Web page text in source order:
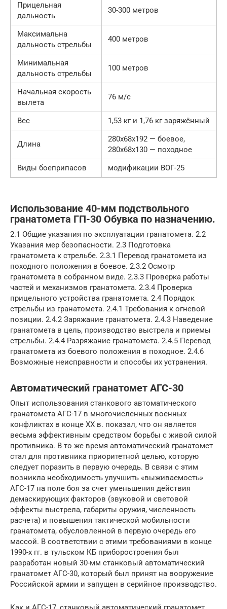
Прицельная
дальность
30-300 метров
Максимальна
дальность стрельбы
400 метров
Минимальная
дальность стрельбы
100 метров
Начальная скорость
вылета
76 м/с
Вес 1,53 кг и 1,76 кг заряжённый
Длина
280х68х192 — боевое,
280х68х130 — походное
Виды боеприпасов
модификации ВОГ-25
Использование 40-мм подствольного
гранатомета ГП-30 Обувка по назначению.
2.1 Общие указания по эксплуатации гранатомета. 2.2
Указания мер безопасности. 2.3 Подготовка
гранатомета к стрельбе. 2.3.1 Перевод гранатомета из
походного положения в боевое. 2.3.2 Осмотр
гранатомета в собранном виде. 2.3.3 Проверка работы
частей и механизмов гранатомета. 2.3.4 Проверка
прицельного устройства гранатомета. 2.4 Порядок
стрельбы из гранатомета. 2.4.1 Требования к огневой
позиции. 2.4.2 Заряжание гранатомета. 2.4.3 Наведение
гранатомета в цель, производство выстрела и приемы
стрельбы. 2.4.4 Разряжание гранатомета. 2.4.5 Перевод
гранатомета из боевого положения в походное. 2.4.6
Возможные неисправности и способы их устранения.
Автоматический гранатомет АГС-30
Опыт использования станкового автоматического
гранатомета АГС-17 в многочисленных военных
конфликтах в конце XX в. показал, что он является
весьма эффективным средством борьбы с живой силой
противника. В то же время автоматический гранатомет
стал для противника приоритетной целью, которую
следует поразить в первую очередь. В связи с этим
возникла необходимость улучшить «выживаемость»
АГС-17 на поле боя за счет уменьшения действия
демаскирующих факторов (звуковой и световой
эффекты выстрела, габариты оружия, численность
расчета) и повышения тактической мобильности
гранатомета, обусловленной в первую очередь его
массой. В соответствии с этими требованиями в конце
1990-х гг. в тульском КБ приборостроения был
разработан новый 30-мм станковый автоматический
гранатомет АГС-30, который был принят на вооружение
Российской армии и запущен в серийное производство.